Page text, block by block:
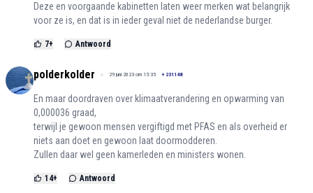
Deze en voorgaande kabinetten laten weer merken wat belangrijk
voor ze is, en dat is in ieder geval niet de nederlandse burger.
7+ Antwoord
polderkolder 29 juni 2023 om 15:35 + 231148
En maar doordraven over klimaatverandering en opwarming van
0,000036 graad,
terwijl je gewoon mensen vergiftigd met PFAS en als overheid er
niets aan doet en gewoon laat doormodderen.
Zullen daar wel geen kamerleden en ministers wonen.
14+ Antwoord